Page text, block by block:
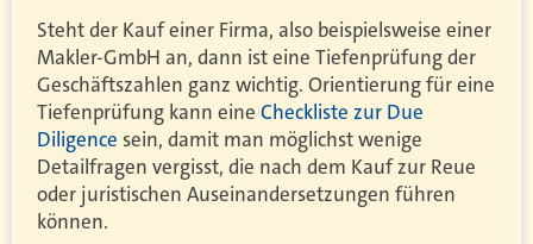
Steht der Kauf einer Firma, also beispielsweise einer
Makler-GmbH an, dann ist eine Tiefenprüfung der
Geschäftszahlen ganz wichtig. Orientierung für eine
Tiefenprüfung kann eine Checkliste zur Due
Diligence sein, damit man möglichst wenige
Detailfragen vergisst, die nach dem Kauf zur Reue
oder juristischen Auseinandersetzungen führen
können.